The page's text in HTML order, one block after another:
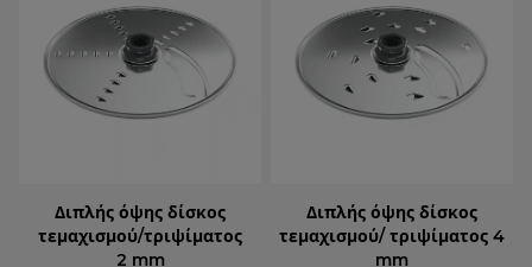
Διπλής όψης δίσκος
τεμαχισμού/τριψίματος
2 mm
Διπλής όψης δίσκος
τεμαχισμού/ τριψίματος 4
mm